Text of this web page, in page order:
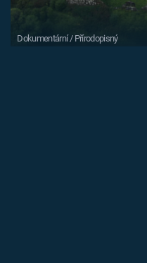
Dokumentární / Přírodopisný